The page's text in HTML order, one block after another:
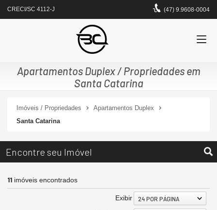
CRECI/SC 4112-J (47) 9.9608-0004
Apartamentos Duplex / Propriedades em
Santa Catarina
Imóveis / Propriedades
Apartamentos Duplex
Santa Catarina
Encontre seu Imóvel
11 imóveis encontrados
Exibir 24 POR PÁGINA